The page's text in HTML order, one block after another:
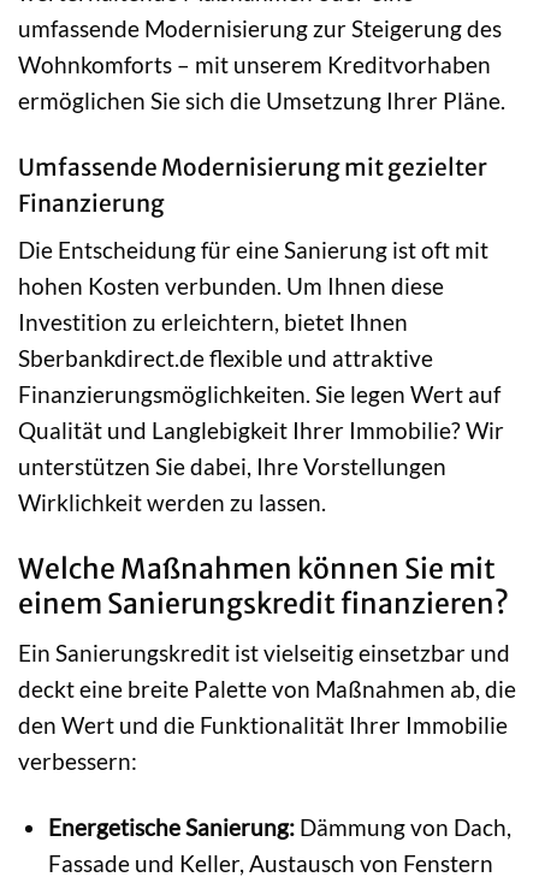
umfassende Modernisierung zur Steigerung des
Wohnkomforts – mit unserem Kreditvorhaben
ermöglichen Sie sich die Umsetzung Ihrer Pläne.
Umfassende Modernisierung mit gezielter
Finanzierung
Die Entscheidung für eine Sanierung ist oft mit
hohen Kosten verbunden. Um Ihnen diese
Investition zu erleichtern, bietet Ihnen
Sberbankdirect.de flexible und attraktive
Finanzierungsmöglichkeiten. Sie legen Wert auf
Qualität und Langlebigkeit Ihrer Immobilie? Wir
unterstützen Sie dabei, Ihre Vorstellungen
Wirklichkeit werden zu lassen.
Welche Maßnahmen können Sie mit
einem Sanierungskredit finanzieren?
Ein Sanierungskredit ist vielseitig einsetzbar und
deckt eine breite Palette von Maßnahmen ab, die
den Wert und die Funktionalität Ihrer Immobilie
verbessern:
Energetische Sanierung:Dämmung von Dach,
Fassade und Keller, Austausch von Fenstern